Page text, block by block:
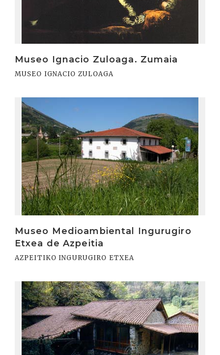
Museo Ignacio Zuloaga. Zumaia
MUSEO IGNACIO ZULOAGA
Museo Medioambiental Ingurugiro
Etxea de Azpeitia
AZPEITIKO INGURUGIRO ETXEA
Irakurri
Irakurri